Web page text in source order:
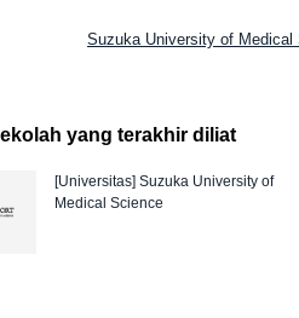
Suzuka University of
yang terakhir diliat
[Universitas] Suzuka University of
Medical Science